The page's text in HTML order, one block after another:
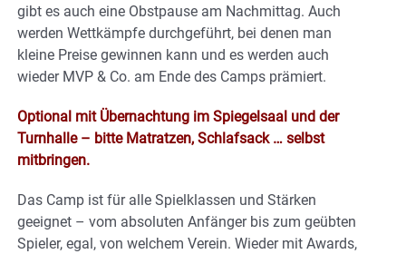
gibt es auch eine Obstpause am Nachmittag. Auch
werden Wettkämpfe durchgeführt, bei denen man
kleine Preise gewinnen kann und es werden auch
wieder MVP & Co. am Ende des Camps prämiert.
Optional mit Übernachtung im Spiegelsaal und der
Turnhalle – bitte Matratzen, Schlafsack … selbst
mitbringen.
Das Camp ist für alle Spielklassen und Stärken
geeignet – vom absoluten Anfänger bis zum geübten
Spieler, egal, von welchem Verein. Wieder mit Awards,